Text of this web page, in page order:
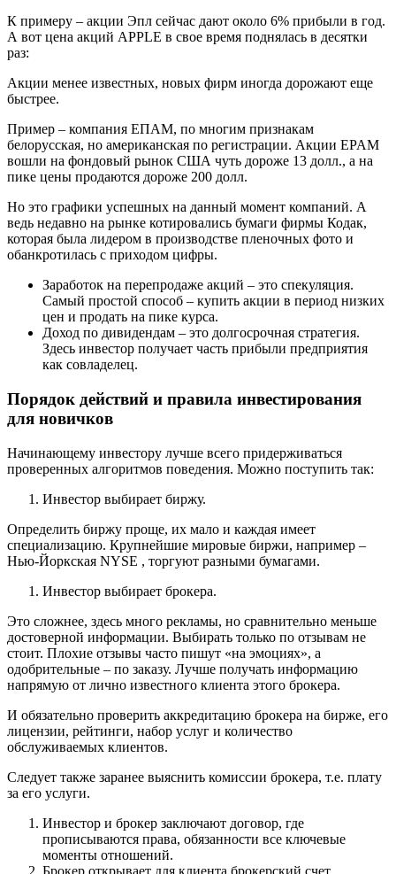
К примеру – акции Эпл сейчас дают около 6% прибыли в год.
А вот цена акций APPLE в свое время поднялась в десятки
раз:
Акции менее известных, новых фирм иногда дорожают еще
быстрее.
Пример – компания ЕПАМ, по многим признакам
белорусская, но американская по регистрации. Акции EPAM
вошли на фондовый рынок США чуть дороже 13 долл., а на
пике цены продаются дороже 200 долл.
Но это графики успешных на данный момент компаний. А
ведь недавно на рынке котировались бумаги фирмы Кодак,
которая была лидером в производстве пленочных фото и
обанкротилась с приходом цифры.
Заработок на перепродаже акций – это спекуляция.
Самый простой способ – купить акции в период низких
цен и продать на пике курса.
Доход по дивидендам – это долгосрочная стратегия.
Здесь инвестор получает часть прибыли предприятия
как совладелец.
Порядок действий и правила инвестирования
для новичков
Начинающему инвестору лучше всего придерживаться
проверенных алгоритмов поведения. Можно поступить так:
Инвестор выбирает биржу.
Определить биржу проще, их мало и каждая имеет
специализацию. Крупнейшие мировые биржи, например –
Нью-Йоркская NYSE , торгуют разными бумагами.
Инвестор выбирает брокера.
Это сложнее, здесь много рекламы, но сравнительно меньше
достоверной информации. Выбирать только по отзывам не
стоит. Плохие отзывы часто пишут «на эмоциях», а
одобрительные – по заказу. Лучше получать информацию
напрямую от лично известного клиента этого брокера.
И обязательно проверить аккредитацию брокера на бирже, его
лицензии, рейтинги, набор услуг и количество
обслуживаемых клиентов.
Следует также заранее выяснить комиссии брокера, т.е. плату
за его услуги.
Инвестор и брокер заключают договор, где
прописываются права, обязанности все ключевые
моменты отношений.
Брокер открывает для клиента брокерский счет.